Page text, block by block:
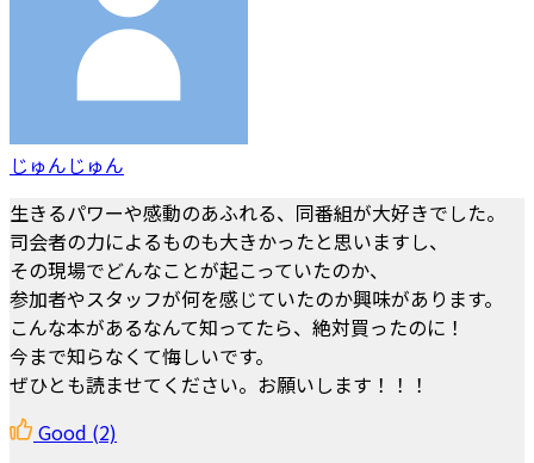
じゅんじゅん
生きるパワーや感動のあふれる、同番組が大好きでした。
司会者の力によるものも大きかったと思いますし、
その現場でどんなことが起こっていたのか、
参加者やスタッフが何を感じていたのか興味があります。
こんな本があるなんて知ってたら、絶対買ったのに！
今まで知らなくて悔しいです。
ぜひとも読ませてください。お願いします！！！
Good (2)